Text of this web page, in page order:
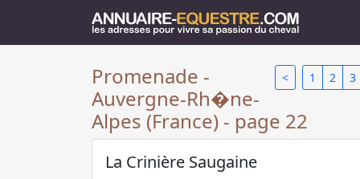
< 1 2 3
Promenade -
Auvergne-Rh�ne-
Alpes (France) - page 22
La Crinière Saugaine